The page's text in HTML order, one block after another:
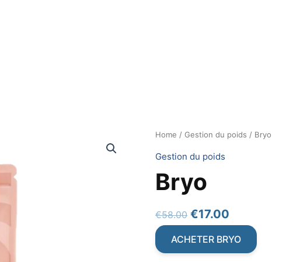
Home / Gestion du poids / Bryo
Gestion du poids
Bryo
€58.00 Original
was:
€17.00
price
is:
ACHETER BRYO